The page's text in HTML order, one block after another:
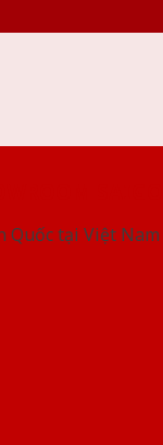
Quốc tại Việt